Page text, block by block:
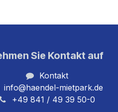
Sie Kontakt auf
Kontakt
info@haendel-mietpark.de
+49 841 / 49 39 50-0